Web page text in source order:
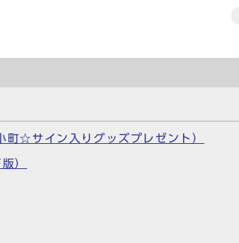
☆サイン入りグッズプレゼント）
）